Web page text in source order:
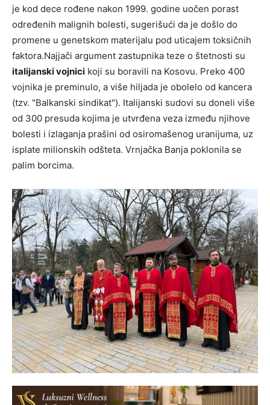
je kod dece rođene nakon 1999. godine uočen porast
određenih malignih bolesti, sugerišući da je došlo do
promene u genetskom materijalu pod uticajem toksičnih
faktora.Najjači argument zastupnika teze o štetnosti su
italijanski vojnici koji su boravili na Kosovu. Preko 400
vojnika je preminulo, a više hiljada je obolelo od kancera
(tzv. "Balkanski sindikat"). Italijanski sudovi su doneli više
od 300 presuda kojima je utvrđena veza između njihove
bolesti i izlaganja prašini od osiromašenog uranijuma, uz
isplate milionskih odšteta. Vrnjačka Banja poklonila se
palim borcima.